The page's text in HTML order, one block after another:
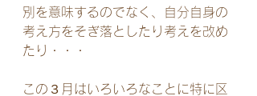
別を意味するのでなく、自分自身の
考え方をそぎ落としたり考えを改め
たり・・・
この３月はいろいろなことに特に区